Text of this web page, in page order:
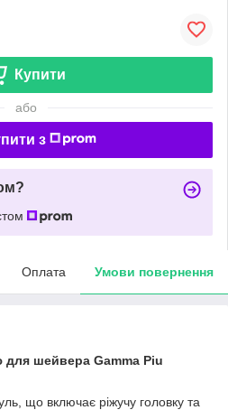
Купити
або
з
Оплата Умови повернення
для шейвера Gamma Piu
що включає ріжучу головку та